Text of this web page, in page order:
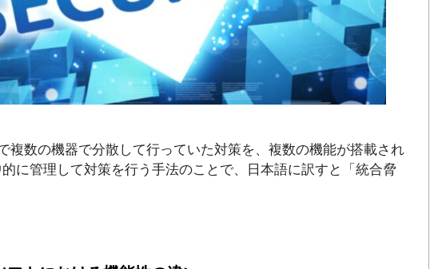
複数の機器で分散して行っていた対策を、複数の機能が搭載され
に管理して対策を行う手法のことで、日本語に訳すと「統合脅